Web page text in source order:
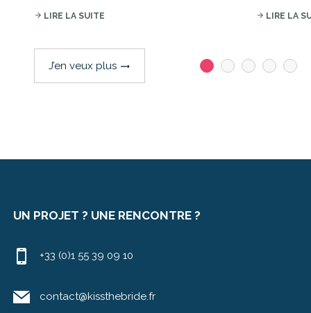
arrow_forward LIRE LA SUITE arrow_forward LIRE LA
J’en veux plus trending_flat
UN PROJET ? UNE RENCONTRE ?
+33 (0)1 55 39 09 10
contact@kissthebride.fr